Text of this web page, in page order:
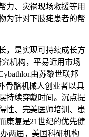
力、灾祸现场救援等用
为针对下肢瘫患者的帮
是实现可持续成长方
机构，平易近用市场
由苏黎世联邦
骨骼机械人创业者以具
持续穿戴时间。沉点提
性、完美医师培训、患
康复是21世纪的优先健
两届，美国科研机构